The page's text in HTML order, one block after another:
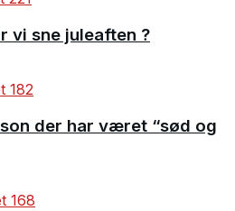
vi sne juleaften ?
182
der har været “sød og
168